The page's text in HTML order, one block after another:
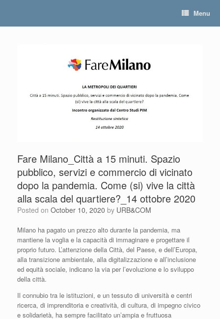
Menu
Fare Milano_Città a 15 minuti. Spazio
pubblico, servizi e commercio di vicinato
dopo la pandemia. Come (si) vive la città
alla scala del quartiere?_14 ottobre 2020
Posted on October 10, 2020 by URB&COM
Milano ha pagato un prezzo alto durante la pandemia, ma
mantiene la voglia e la capacità di immaginare e progettare il
proprio futuro. L’attenzione della Città, del Paese, e dell’Europa,
alla transizione ambientale, alla digitalizzazione e all’inclusione
ed equità sociale, indicano la via per l’evoluzione e lo sviluppo
della città.
Il connubio tra le istituzioni, e un tessuto di università e centri
ricerca, di imprenditoria e creatività, di cultura, di impegno civico
e solidarietà, ha sempre facilitato un’ampia e fruttuosa